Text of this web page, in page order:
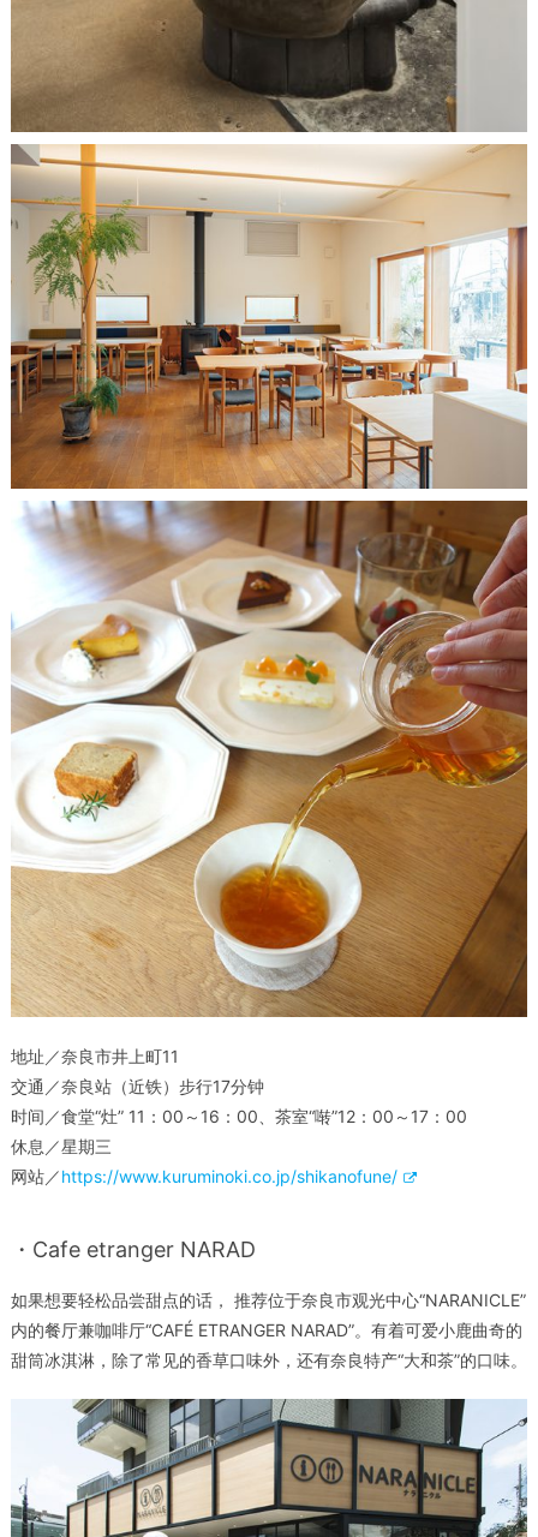
地址／奈良市井上町11
交通／奈良站（近铁）步行17分钟
时间／食堂“灶” 11：00～16：00、茶室“啭”12：00～17：00
休息／星期三
网站／https://www.kuruminoki.co.jp/shikanofune/
・Cafe etranger NARAD
如果想要轻松品尝甜点的话， 推荐位于奈良市观光中心“NARANICLE”
内的餐厅兼咖啡厅“CAFÉ ETRANGER NARAD”。有着可爱小鹿曲奇的
甜筒冰淇淋，除了常见的香草口味外，还有奈良特产“大和茶”的口味。